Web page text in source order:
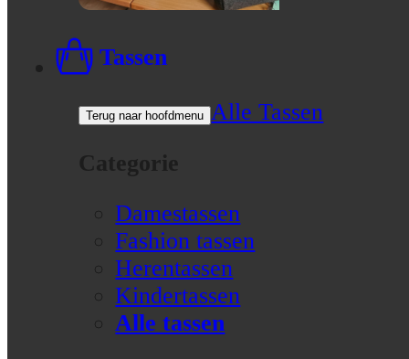
Tassen
Terug naar hoofdmenu Alle Tassen
Categorie
Damestassen
Fashion tassen
Herentassen
Kindertassen
Alle tassen